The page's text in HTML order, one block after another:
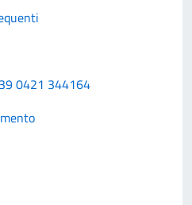
0421 344164